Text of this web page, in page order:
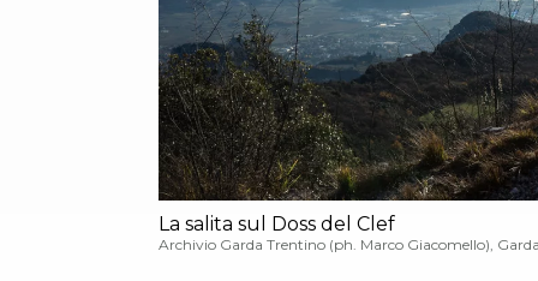
La salita sul Doss del Clef
Archivio Garda Trentino (ph. Marco Giacomello),